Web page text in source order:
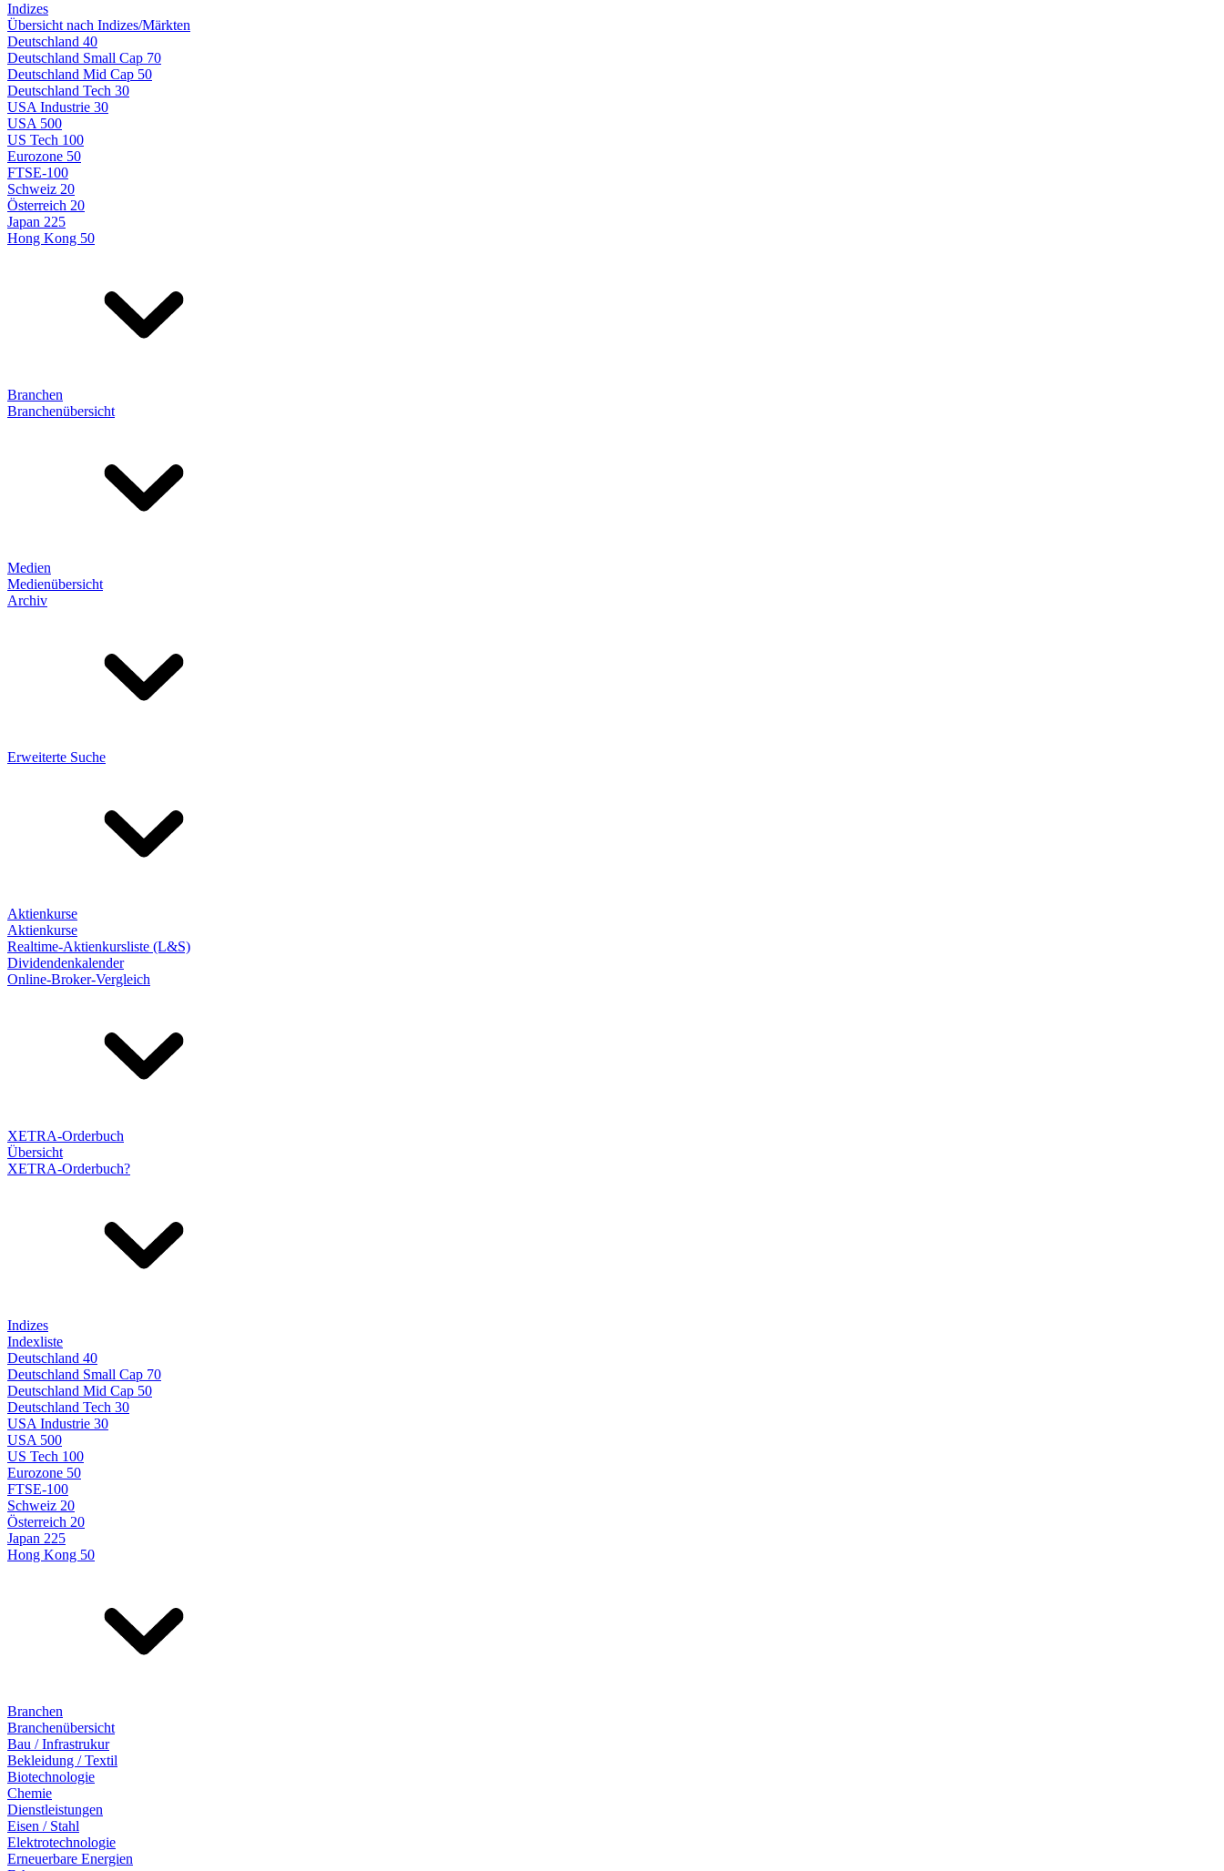
Indizes
Übersicht nach Indizes/Märkten
Deutschland 40
Deutschland Small Cap 70
Deutschland Mid Cap 50
Deutschland Tech 30
USA Industrie 30
USA 500
US Tech 100
Eurozone 50
FTSE-100
Schweiz 20
Österreich 20
Japan 225
Hong Kong 50
Branchen
Branchenübersicht
Medien
Medienübersicht
Archiv
Erweiterte Suche
Aktienkurse
Aktienkurse
Realtime-Aktienkursliste (L&S)
Dividendenkalender
Online-Broker-Vergleich
XETRA-Orderbuch
Übersicht
XETRA-Orderbuch?
Indizes
Indexliste
Deutschland 40
Deutschland Small Cap 70
Deutschland Mid Cap 50
Deutschland Tech 30
USA Industrie 30
USA 500
US Tech 100
Eurozone 50
FTSE-100
Schweiz 20
Österreich 20
Japan 225
Hong Kong 50
Branchen
Branchenübersicht
Bau / Infrastrukur
Bekleidung / Textil
Biotechnologie
Chemie
Dienstleistungen
Eisen / Stahl
Elektrotechnologie
Erneuerbare Energien